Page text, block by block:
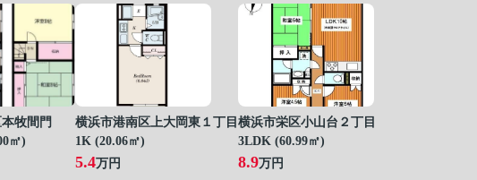
牧間門
㎡)
横浜市港南区上大岡東１丁目
1K (20.06㎡)
5.4万円
横浜市栄区小山台２丁目
3LDK (60.99㎡)
8.9万円